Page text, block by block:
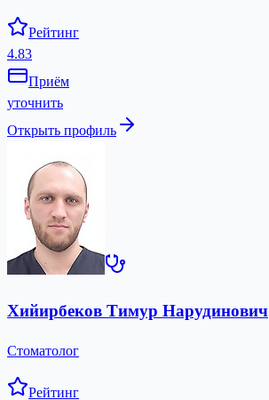
Рейтинг
4.83
Приём
уточнить
Открыть профиль
Хийирбеков Тимур Нарудинович
Стоматолог
Рейтинг